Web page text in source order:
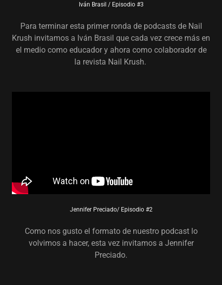
Iván Brasil / Episodio #3
Para terminar esta primer ronda de podcasts de Nail
Krush invitamos a Iván Brasil que cada vez crece más en
el medio como educador y ahora como colaborador de
la revista Nail Krush.
Jennifer Preciado/ Episodio #2
Como nos gusto el formato de nuestro podcast lo
volvimos a hacer, esta vez invitamos a Jennifer
Preciado.